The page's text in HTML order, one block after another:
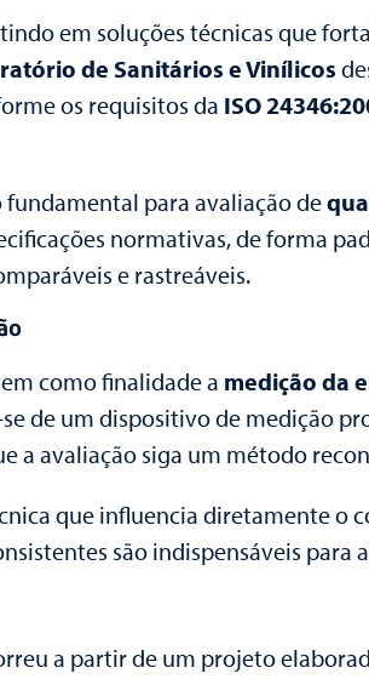
em soluções técnicas que
de Sanitários e Vinílicos
os requisitos da ISO
para avaliação de
normativas, de forma
e rastreáveis.
como finalidade a medição da
se de um dispositivo de medição
a avaliação siga um método
que influencia diretamente
são indispensáveis para
a partir de um projeto